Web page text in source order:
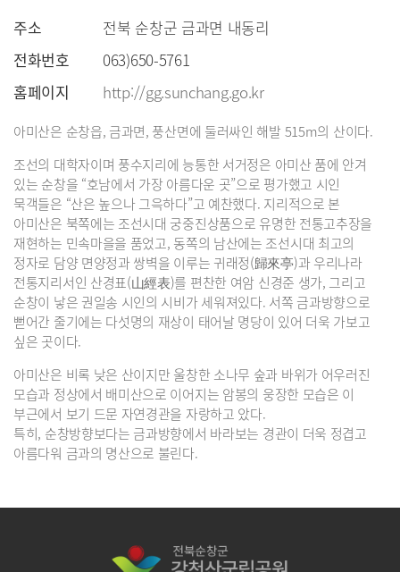
주소
전북 순창군 금과면 내동리
전화번호
063)650-5761
홈페이지
http://gg.sunchang.go.kr
아미산은 순창읍, 금과면, 풍산면에 둘러싸인 해발 515m의 산이다.
조선의 대학자이며 풍수지리에 능통한 서거정은 아미산 품에 안겨
있는 순창을 “호남에서 가장 아름다운 곳”으로 평가했고 시인
묵객들은 “산은 높으나 그윽하다”고 예찬했다. 지리적으로 본
아미산은 북쪽에는 조선시대 궁중진상품으로 유명한 전통고추장을
재현하는 민속마을을 품었고, 동쪽의 남산에는 조선시대 최고의
정자로 담양 면양정과 쌍벽을 이루는 귀래정(歸來亭)과 우리나라
전통지리서인 산경표(山經表)를 편찬한 여암 신경준 생가, 그리고
순창이 낳은 권일송 시인의 시비가 세워져있다. 서쪽 금과방향으로
뻗어간 줄기에는 다섯명의 재상이 태어날 명당이 있어 더욱 가보고
싶은 곳이다.
아미산은 비록 낮은 산이지만 울창한 소나무 숲과 바위가 어우러진
모습과 정상에서 배미산으로 이어지는 암봉의 웅장한 모습은 이
부근에서 보기 드문 자연경관을 자랑하고 았다.
특히, 순창방향보다는 금과방향에서 바라보는 경관이 더욱 정겹고
아름다워 금과의 명산으로 불린다.